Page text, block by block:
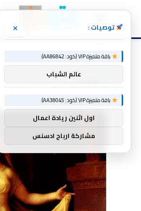
الرئيسية لبيت
لبيت
توصيات : ×
باقة متميزة VIP (كود: AA86842):
عالم الشباب
باقة متميزة VIP (كود: AA38045):
اول اثنين ريادة اعمال
مشاركة ارباح ادسنس